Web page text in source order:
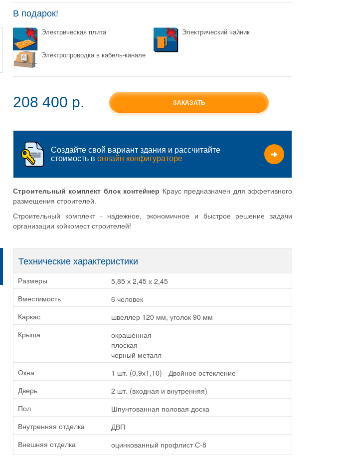
В подарок!
Электрическая плита Электрический чайник
Электропроводка в кабель-канале
208 400 p. ЗАКАЗАТЬ
Создайте свой вариант здания и рассчитайте
стоимость в онлайн конфигураторе
Строительный комплект блок контейнер Краус предназначен для эффетивного
размещения строителей.
Строительный комплект - надежное, экономичное и быстрое решение задачи
организации койкомест строителей!
Технические характеристики
Размеры 5,85 х 2,45 х 2,45
Вместимость 6 человек
Каркас швеллер 120 мм, уголок 90 мм
Крыша
окрашенная
плоская
черный металл
Окна 1 шт. (0,9х1,10) - Двойное остекление
Дверь 2 шт. (входная и внутренняя)
Пол Шпунтованная половая доска
Внутренняя отделка ДВП
Внешняя отделка оцинкованный профлист С-8